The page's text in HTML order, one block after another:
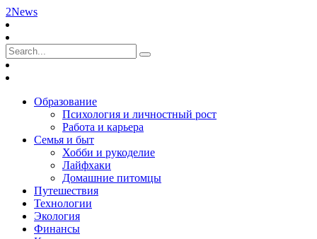
2News
Образование
Психология и личностный рост
Работа и карьера
Семья и быт
Хобби и рукоделие
Лайфхаки
Домашние питомцы
Путешествия
Технологии
Экология
Финансы